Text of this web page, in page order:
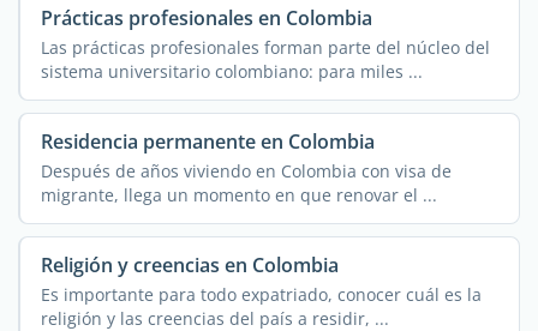
Prácticas profesionales en Colombia
Las prácticas profesionales forman parte del núcleo del
sistema universitario colombiano: para miles ...
Residencia permanente en Colombia
Después de años viviendo en Colombia con visa de
migrante, llega un momento en que renovar el ...
Religión y creencias en Colombia
Es importante para todo expatriado, conocer cuál es la
religión y las creencias del país a residir, ...